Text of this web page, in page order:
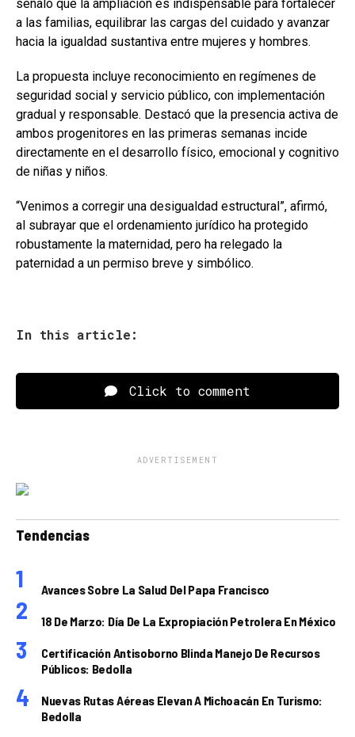
señaló que la ampliación es indispensable para fortalecer
a las familias, equilibrar las cargas del cuidado y avanzar
hacia la igualdad sustantiva entre mujeres y hombres.
La propuesta incluye reconocimiento en regímenes de
seguridad social y servicio público, con implementación
gradual y responsable. Destacó que la presencia activa de
ambos progenitores en las primeras semanas incide
directamente en el desarrollo físico, emocional y cognitivo
de niñas y niños.
“Venimos a corregir una desigualdad estructural”, afirmó,
al subrayar que el ordenamiento jurídico ha protegido
robustamente la maternidad, pero ha relegado la
paternidad a un permiso breve y simbólico.
In this article:
Click to comment
ADVERTISEMENT
Tendencias
Avances Sobre La Salud Del Papa Francisco
18 De Marzo: Día De La Expropiación Petrolera En México
Certificación Antisoborno Blinda Manejo De Recursos
Públicos: Bedolla
Nuevas Rutas Aéreas Elevan A Michoacán En Turismo:
Bedolla